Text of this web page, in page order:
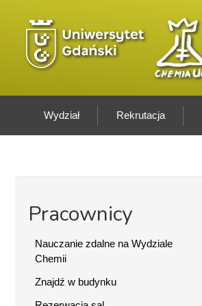
Wydział Rekrutacja
Pracownicy
Nauczanie zdalne na Wydziale
Chemii
Znajdź w budynku